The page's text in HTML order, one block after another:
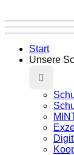
Start
Unsere